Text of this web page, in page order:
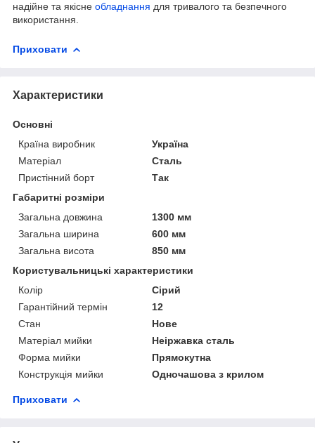
надійне та якісне обладнання для тривалого та безпечного
використання.
Приховати
Характеристики
Основні
Країна виробник
Україна
Матеріал
Сталь
Пристінний борт
Так
Габаритні розміри
Загальна довжина
1300 мм
Загальна ширина
600 мм
Загальна висота
850 мм
Користувальницькі характеристики
Колір
Сірий
Гарантійний термін
12
Стан
Нове
Матеріал мийки
Неіржавка сталь
Форма мийки
Прямокутна
Конструкція мийки
Одночашова з крилом
Приховати